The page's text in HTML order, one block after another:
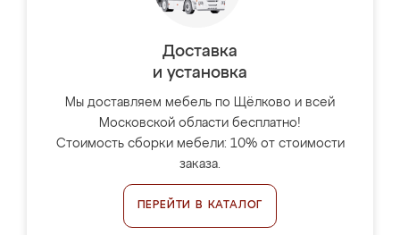
Доставка
и установка
Мы доставляем мебель по Щёлково и всей
Московской области бесплатно!
Стоимость сборки мебели: 10% от стоимости
заказа.
ПЕРЕЙТИ В КАТАЛОГ